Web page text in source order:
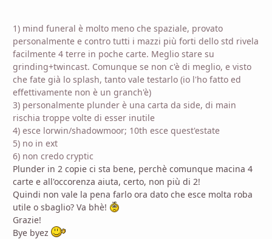
1) mind funeral è molto meno che spaziale, provato
personalmente e contro tutti i mazzi più forti dello std rivela
facilmente 4 terre in poche carte. Meglio stare su
grinding+twincast. Comunque se non c'è di meglio, e visto
che fate già lo splash, tanto vale testarlo (io l'ho fatto ed
effettivamente non è un granch'è)
3) personalmente plunder è una carta da side, di main
rischia troppe volte di esser inutile
4) esce lorwin/shadowmoor; 10th esce quest'estate
5) no in ext
6) non credo cryptic
Plunder in 2 copie ci sta bene, perchè comunque macina 4
carte e all'occorenza aiuta, certo, non più di 2!
Quindi non vale la pena farlo ora dato che esce molta roba
utile o sbaglio? Va bhè!
Grazie!
Bye byez